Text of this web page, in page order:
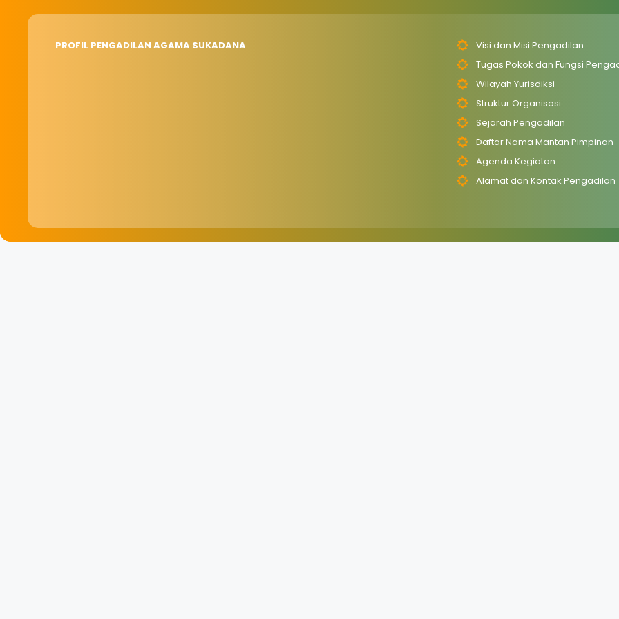
PROFIL PENGADILAN AGAMA SUKADANA
Visi dan Misi Pengadilan
Tugas Pokok dan Fungsi
Wilayah Yurisdiksi
Struktur Organisasi
Sejarah Pengadilan
Daftar Nama Mantan Pimpinan
Agenda Kegiatan
Alamat dan Kontak Pengadilan